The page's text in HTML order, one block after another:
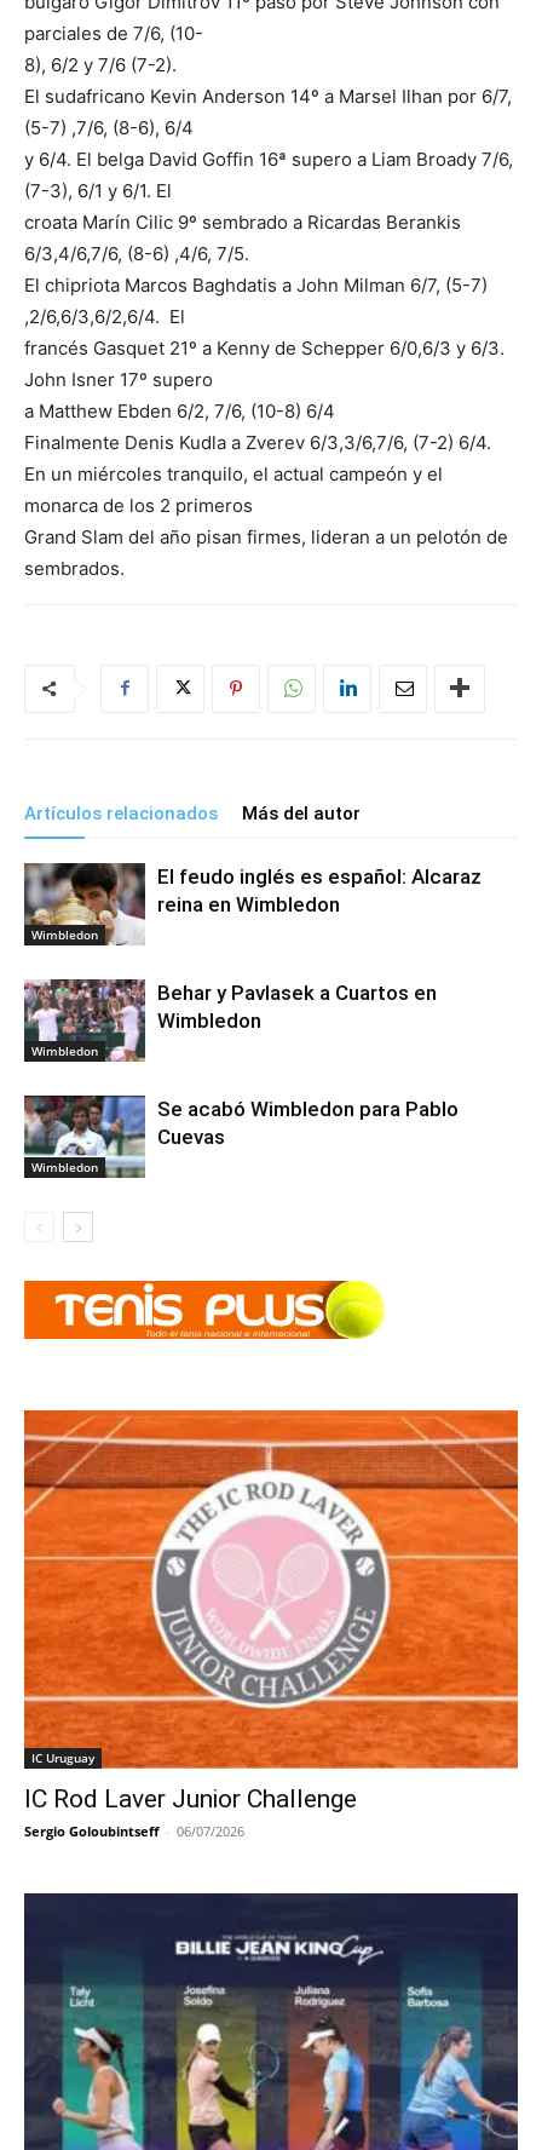
parciales de 7/6, (10-
8), 6/2 y 7/6 (7-2).
El sudafricano Kevin Anderson 14º a Marsel Ilhan por 6/7,
(5-7) ,7/6, (8-6), 6/4
y 6/4. El belga David Goffin 16ª supero a Liam Broady 7/6,
(7-3), 6/1 y 6/1. El
croata Marín Cilic 9º sembrado a Ricardas Berankis
6/3,4/6,7/6, (8-6) ,4/6, 7/5.
El chipriota Marcos Baghdatis a John Milman 6/7, (5-7)
,2/6,6/3,6/2,6/4. El
francés Gasquet 21º a Kenny de Schepper 6/0,6/3 y 6/3.
John Isner 17º supero
a Matthew Ebden 6/2, 7/6, (10-8) 6/4
Finalmente Denis Kudla a Zverev 6/3,3/6,7/6, (7-2) 6/4.
En un miércoles tranquilo, el actual campeón y el
monarca de los 2 primeros
Grand Slam del año pisan firmes, lideran a un pelotón de
sembrados.
Artículos relacionados Más del autor
Wimbledon
El feudo inglés es español: Alcaraz
reina en Wimbledon
Wimbledon
Behar y Pavlasek a Cuartos en
Wimbledon
Wimbledon
Se acabó Wimbledon para Pablo
Cuevas
IC Uruguay
IC Rod Laver Junior Challenge
Sergio Goloubintseff - 06/07/2026